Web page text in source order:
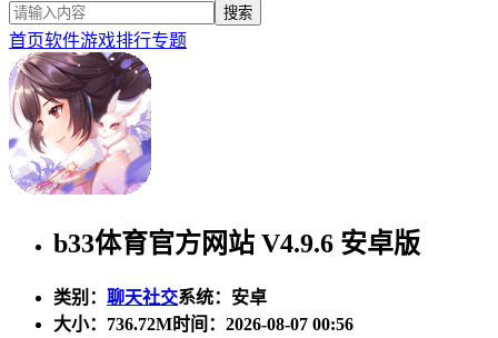
首页软件游戏排行专题
b33体育官方网站 V4.9.6 安卓版
类别： 聊天社交系统：安卓
大小： 736.72M时间：2026-08-07 00:56